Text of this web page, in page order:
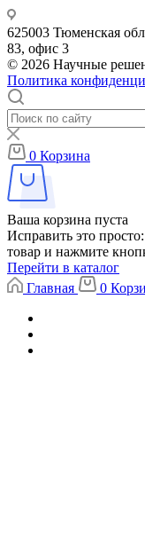
625003 Тюменская
83, офис 3
© 2026 Научные
Политика
0 Корзина
Ваша корзина пуста
Исправить это
товар и нажмите
Перейти в каталог
Главная
0